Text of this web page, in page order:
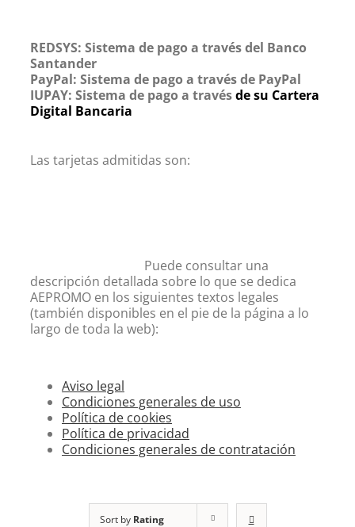
REDSYS: Sistema de pago a través del Banco
Santander
PayPal: Sistema de pago a través de PayPal
IUPAY: Sistema de pago a travésde su Cartera
Digital Bancaria
Las tarjetas admitidas son:
Puede consultar una
descripción detallada sobre lo que se dedica
AEPROMO en los siguientes textos legales
(también disponibles en el pie de la página a lo
largo de toda la web):
Aviso legal
Condiciones generales de uso
Política de cookies
Política de privacidad
Condiciones generales de contratación
Sort by Rating